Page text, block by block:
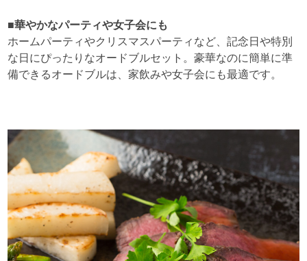
■華やかなパーティや女子会にも
ホームパーティやクリスマスパーティなど、記念日や特別
な日にぴったりなオードブルセット。豪華なのに簡単に準
備できるオードブルは、家飲みや女子会にも最適です。